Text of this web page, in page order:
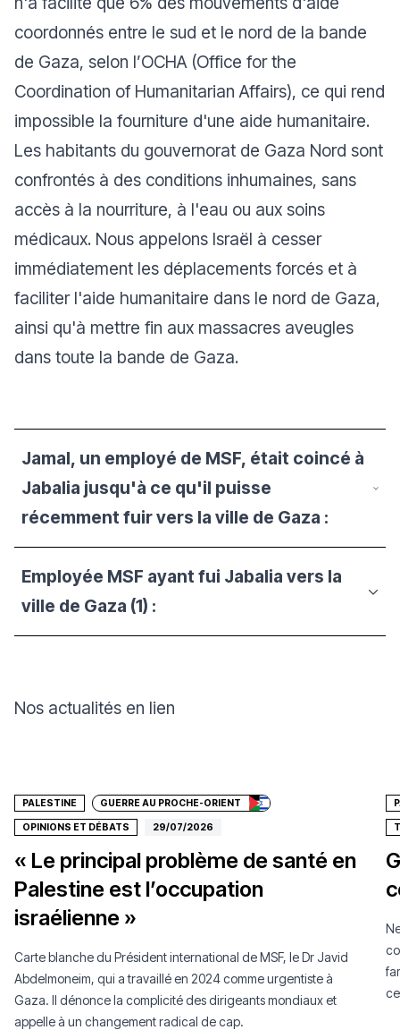
coordonnés entre le sud et le nord de la bande
de Gaza, selon l’OCHA (Office for the
Coordination of Humanitarian Affairs), ce qui rend
impossible la fourniture d'une aide humanitaire.
Les habitants du gouvernorat de Gaza Nord sont
confrontés à des conditions inhumaines, sans
accès à la nourriture, à l'eau ou aux soins
médicaux. Nous appelons Israël à cesser
immédiatement les déplacements forcés et à
faciliter l'aide humanitaire dans le nord de Gaza,
ainsi qu'à mettre fin aux massacres aveugles
dans toute la bande de Gaza.
Jamal, un employé de MSF, était coincé à
Jabalia jusqu'à ce qu'il puisse
récemment fuir vers la ville de Gaza :
Employée MSF ayant fui Jabalia vers la
ville de Gaza (1) :
Nos actualités en lien
PALESTINE GUERRE AU PROCHE-ORIENT
OPINIONS ET DÉBATS 29/07/2026
« Le principal problème de santé en
Palestine est l’occupation
israélienne »
Carte blanche du Président international de MSF, le Dr Javid
Abdelmoneim, qui a travaillé en 2024 comme urgentiste à
Gaza. Il dénonce la complicité des dirigeants mondiaux et
appelle à un changement radical de cap.